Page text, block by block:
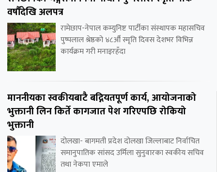
वर्षौंदेखि अलपत्र
रामेछाप-नेपाल कम्युनिष्ट पार्टीका संस्थापक महासचिव
पुष्पलाल श्रेष्ठको ४८औँ स्मृति दिवस देशभर विभिन्न
कार्यक्रम गरी मनाइरहँदा
माननीयका स्वकीयबाटै बद्नियतपूर्ण कार्य, आयोजनाको
भुक्तानी लिन किर्ते कागजात पेश गरिएपछि रोकियो
भुक्तानी
दोलखा- बागमती प्रदेश दोलखा जिल्लाबाट निर्वाचित
समानुपातिक सांसद उर्मिला सुनुवारका स्वकीय सचिव
तथा नेकपा एमाले